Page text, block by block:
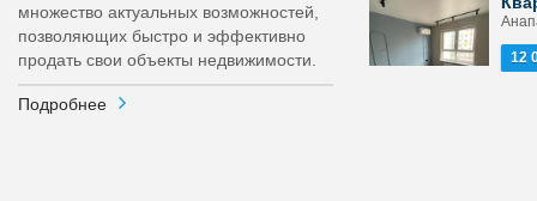
множество актуальных возможностей,
позволяющих быстро и эффективно
продать свои объекты недвижимости.
Подробнее
12